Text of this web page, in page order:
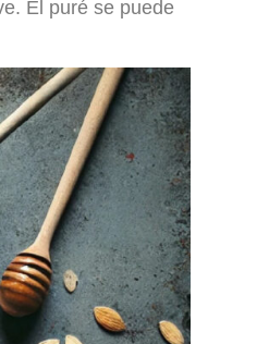
El puré se puede